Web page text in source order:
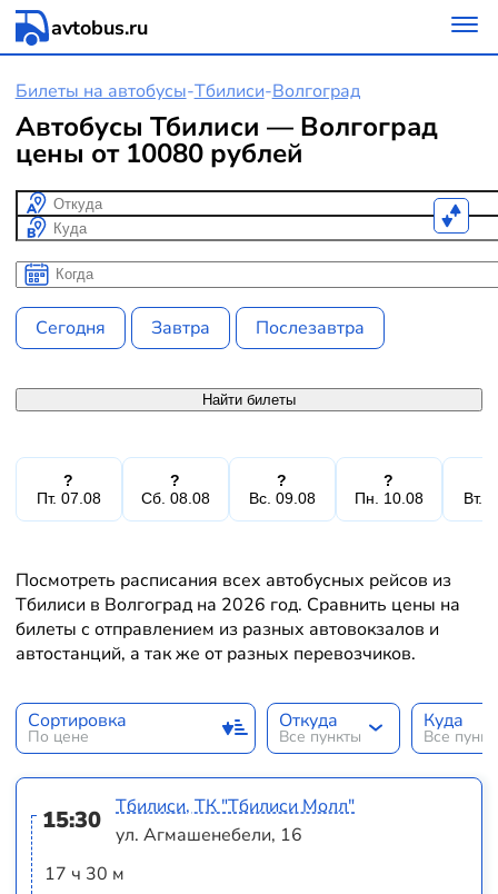
avtobus.ru
Билеты на автобусы-Тбилиси-Волгоград
Автобусы Тбилиси — Волгоград
цены от 10080 рублей
Откуда
Куда
Когда
Когда
Сегодня Завтра Послезавтра
Найти билеты
?
Пт. 07.08
?
Сб. 08.08
?
Вс. 09.08
?
Пн. 10.08
Вт.
Посмотреть расписания всех автобусных рейсов из
Тбилиси в Волгоград на 2026 год. Сравнить цены на
билеты с отправлением из разных автовокзалов и
автостанций, а так же от разных перевозчиков.
Сортировка
По цене
Откуда
Все пункты
Куда
Все
15:30
17 ч 30 м
Тбилиси, ТК "Тбилиси Молл"
ул. Агмашенебели, 16